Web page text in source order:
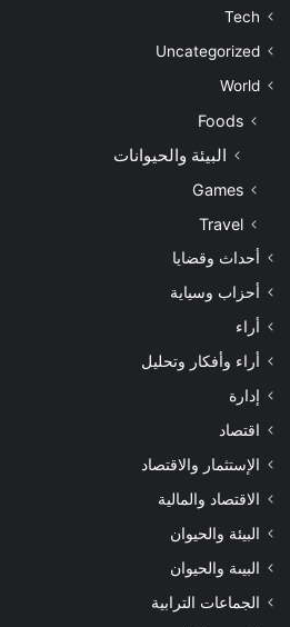
Tech
Uncategorized
World
Foods
البيئة والحيوانات
Games
Travel
أحداث وقضايا
أحزاب وسياية
أراء
أراء وأفكار وتحليل
إدارة
اقتصاد
الإستثمار والاقتصاد
الاقتصاد والمالية
البيئة والحيوان
البيىة والحيوان
الجماعات الترابية